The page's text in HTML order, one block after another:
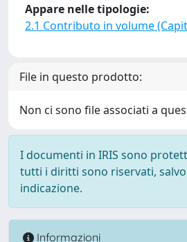
Appare nelle tipologie:
2.1 Contributo in volume
File in questo prodotto:
Non ci sono file associati a
I documenti in IRIS sono
tutti i diritti sono riservati,
indicazione.
Informazioni